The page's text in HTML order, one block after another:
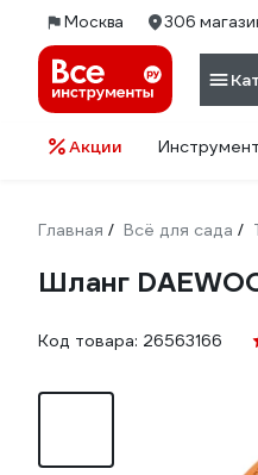
Москва 306
Акции Инструмент
Главная / Всё для сада /
Шланг
Код товара: 26563166